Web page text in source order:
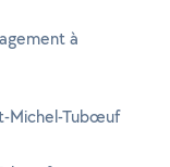
à
Michel-Tubœuf